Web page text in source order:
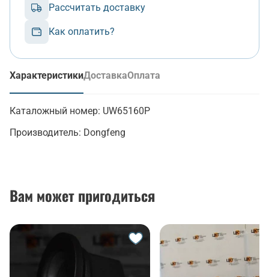
Рассчитать доставку
Как оплатить?
Характеристики
(активная вкладка)
ДоставкаОплата
Каталожный номер: UW65160P
Производитель: Dongfeng
Вам может пригодиться